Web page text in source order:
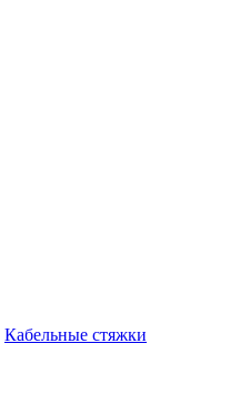
Кабельные стяжки